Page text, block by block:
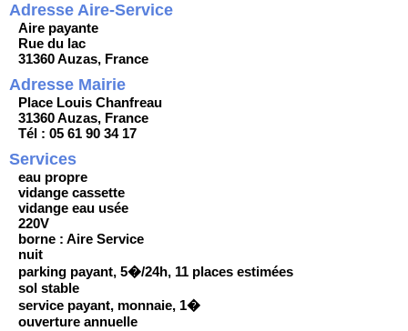
Adresse Aire-Service
Aire payante
Rue du lac
31360 Auzas, France
Adresse Mairie
Place Louis Chanfreau
31360 Auzas, France
Tél : 05 61 90 34 17
Services
eau propre
vidange cassette
vidange eau usée
220V
borne : Aire Service
nuit
parking payant, 5�/24h, 11 places estimées
sol stable
service payant, monnaie, 1�
ouverture annuelle